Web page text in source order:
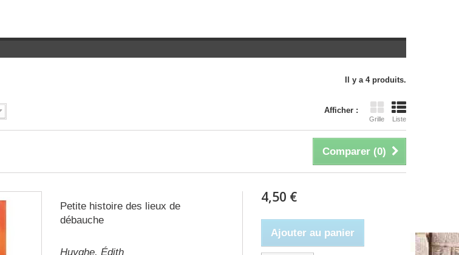
Il y a 4 produits.
Afficher :
Grille Liste
Comparer (0)
Petite histoire des lieux de
débauche
Huyghe, Édith
4,50 €
Ajouter au panier